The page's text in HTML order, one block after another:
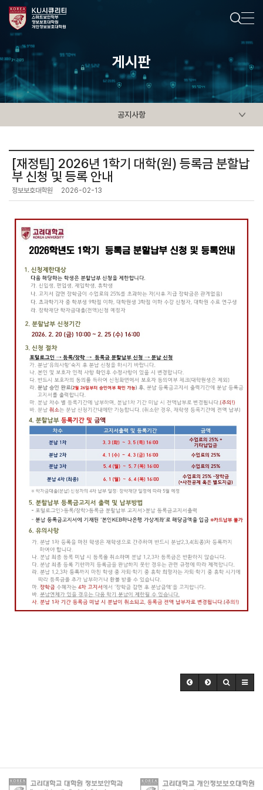
게시판
공지사항
[재정팀] 2026년 1학기 대학(원) 등록금 분할납
부 신청 및 등록 안내
정보보호대학원 2026-02-13